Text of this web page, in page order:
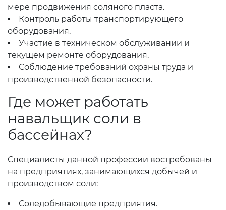
мере продвижения соляного пласта.
Контроль работы транспортирующего
оборудования.
Участие в техническом обслуживании и
текущем ремонте оборудования.
Соблюдение требований охраны труда и
производственной безопасности.
Где может работать
навальщик соли в
бассейнах?
Специалисты данной профессии востребованы
на предприятиях, занимающихся добычей и
производством соли:
Соледобывающие предприятия.